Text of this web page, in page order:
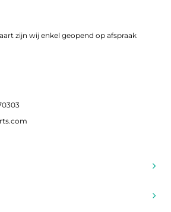
zijn wij enkel geopend op afspraak